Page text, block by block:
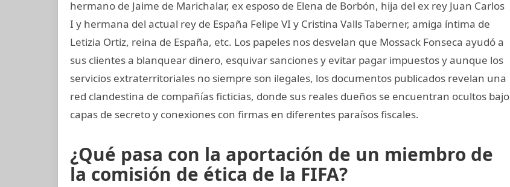
hermano de Jaime de Marichalar, ex esposo de Elena de Borbón, hija del ex rey Juan Carlos
I y hermana del actual rey de España Felipe VI y Cristina Valls Taberner, amiga íntima de
Letizia Ortiz, reina de España, etc. Los papeles nos desvelan que Mossack Fonseca ayudó a
sus clientes a blanquear dinero, esquivar sanciones y evitar pagar impuestos y aunque los
servicios extraterritoriales no siempre son ilegales, los documentos publicados revelan una
red clandestina de compañías ficticias, donde sus reales dueños se encuentran ocultos bajo
capas de secreto y conexiones con firmas en diferentes paraísos fiscales.
¿Qué pasa con la aportación de un miembro de
la comisión de ética de la FIFA?